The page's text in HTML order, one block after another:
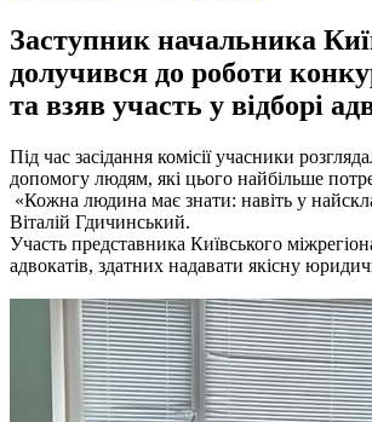
Заступник начальника
долучився до роботи
та взяв участь у відборі
Під час засідання комісії учасники
допомогу людям, які цього найбільше
«Кожна людина має знати: навіть у
Віталій Гдичинський.
Участь представника Київського
адвокатів, здатних надавати якісну